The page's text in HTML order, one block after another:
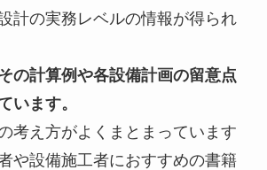
計の実務レベルの情報が得られ
の計算例や各設備計画の留意点
います。
考え方がよくまとまっています
や設備施工者におすすめの書籍